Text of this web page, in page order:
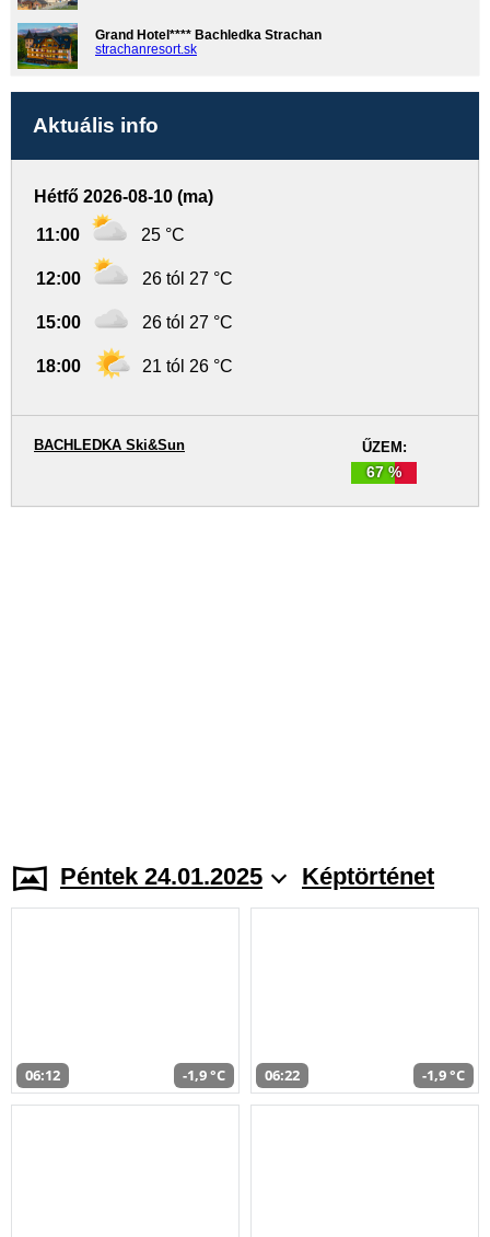
Grand Hotel**** Bachledka Strachan
strachanresort.sk
Aktuális info
Hétfő 2026-08-10 (ma)
11:00 25 °C
12:00 26 tól 27 °C
15:00 26 tól 27 °C
18:00 21 tól 26 °C
ŰZEM:
67 %
BACHLEDKA Ski&Sun
Péntek 24.01.2025 Képtörténet
06:12 -1,9 °C 06:22 -1,9 °C